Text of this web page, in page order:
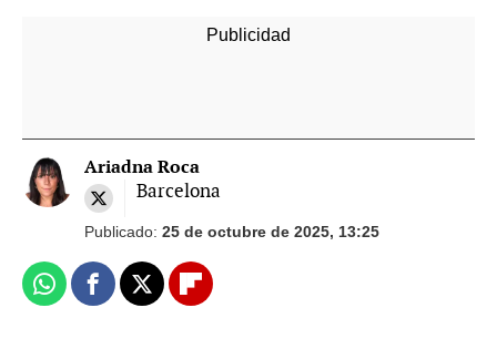
Ariadna Roca
Barcelona
Publicado: 25 de octubre de 2025, 13:25
WhatsappFacebook
X Flipboard